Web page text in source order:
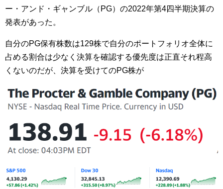
ー・アンド・ギャンブル（PG）の2022年第4四半期決算の
発表があった。
自分のPG保有株数は129株で自分のポートフォリオ全体に
占める割合は少なく決算を確認する優先度は正直それ程高
くないのだが、決算を受けてのPG株が